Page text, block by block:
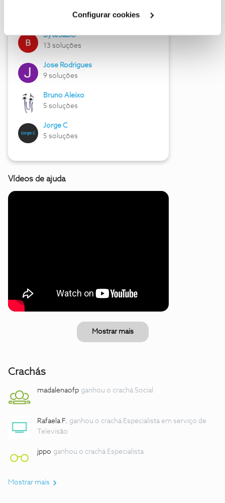
Configurar cookies
17 soluções
ByteSábio
13 soluções
Jose Rodrigues
9 soluções
Bruno Aleixo
5 soluções
Jorge C
5 soluções
Vídeos de ajuda
Mostrar mais
Crachás
madalenaofp ganhou o crachá Social
Rafaela F. ganhou o crachá Especialista em serviço de
Televisão
jppo ganhou o crachá Especialista
Mostrar mais